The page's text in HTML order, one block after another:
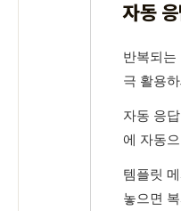
자동
반복되는
극 활용
자동 응
에 자동
템플릿
놓으면